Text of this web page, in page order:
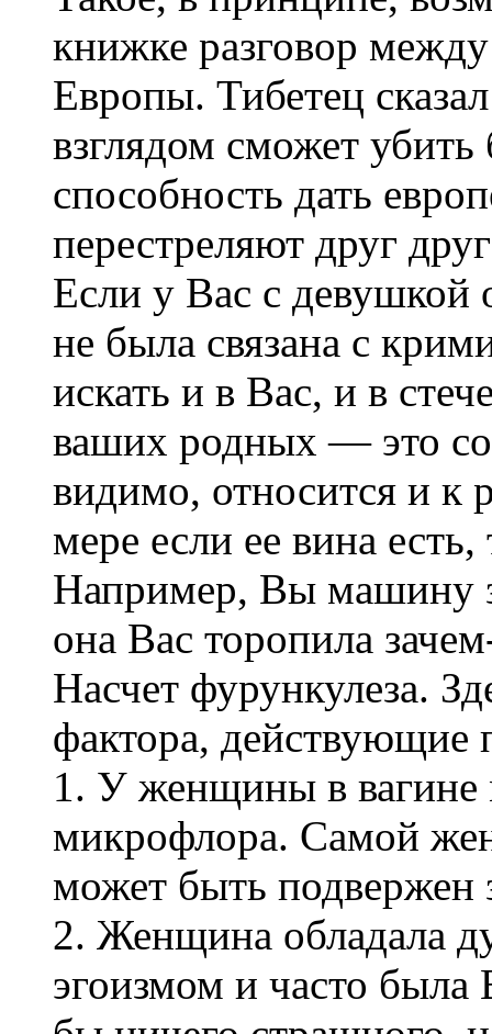
книжке разговор
Европы. Тибетец
взглядом сможет
способность дать
перестреляют друг
Если у Вас с
не была связана с
искать и в Вас, и в
ваших родных — это
видимо, относится и к
мере если ее вина есть,
Например, Вы машину
она Вас торопила
Насчет фурункулеза.
фактора, действующие
1. У женщины в вагине
микрофлора. Самой
может быть подвержен
2. Женщина обладала
эгоизмом и часто